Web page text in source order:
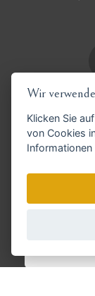
Wir
Klicken Sie auf
von Cookies in
Informationen